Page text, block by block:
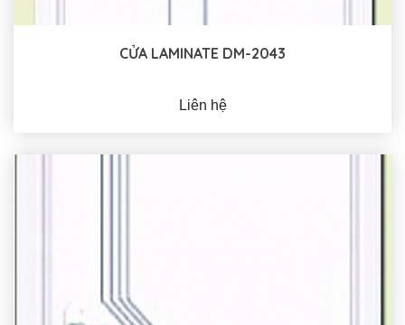
CỬA LAMINATE DM-2043
Liên hệ